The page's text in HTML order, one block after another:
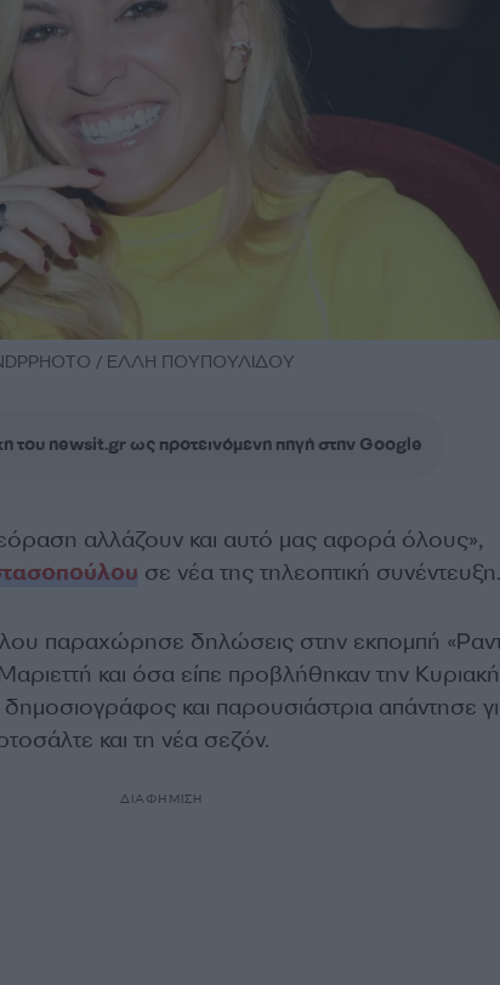
/ ΕΛΛΗ ΠΟΥΠΟΥΛΙΔΟΥ
του newsit.gr ως προτεινόμενη πηγή στην Google
αλλάζουν και αυτό μας αφορά όλους»,
σε νέα της τηλεοπτική
παραχώρησε δηλώσεις στην εκπομπή
και όσα είπε προβλήθηκαν την Κυριακή
και παρουσιάστρια απάντησε
και τη νέα σεζόν.
ΔΙΑΦΗΜΙΣΗ